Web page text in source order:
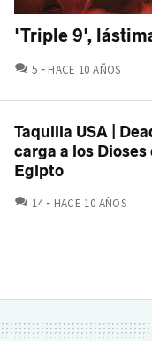
'Triple 9',
5 COMENTARIOS
HACE 10 AÑOS
Taquilla USA |
carga a los Dioses
Egipto
14 COMENTARIOS
HACE 10 AÑOS